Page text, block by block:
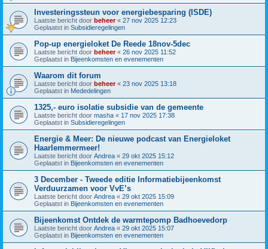
Investeringssteun voor energiebesparing (ISDE)
Laatste bericht door beheer« 27 nov 2025 12:23
Geplaatst in Subsidieregelingen
Pop-up energieloket De Reede 18nov-5dec
Laatste bericht door beheer« 26 nov 2025 11:52
Geplaatst in Bijeenkomsten en evenementen
Waarom dit forum
Laatste bericht door beheer« 23 nov 2025 13:18
Geplaatst in Mededelingen
1325,- euro isolatie subsidie van de gemeente
Laatste bericht door masha « 17 nov 2025 17:38
Geplaatst in Subsidieregelingen
Energie & Meer: De nieuwe podcast van Energieloket
Haarlemmermeer!
Laatste bericht door Andrea « 29 okt 2025 15:12
Geplaatst in Bijeenkomsten en evenementen
3 December - Tweede editie Informatiebijeenkomst
Verduurzamen voor VvE’s
Laatste bericht door Andrea « 29 okt 2025 15:09
Geplaatst in Bijeenkomsten en evenementen
Bijeenkomst Ontdek de warmtepomp Badhoevedorp
Laatste bericht door Andrea « 29 okt 2025 15:07
Geplaatst in Bijeenkomsten en evenementen